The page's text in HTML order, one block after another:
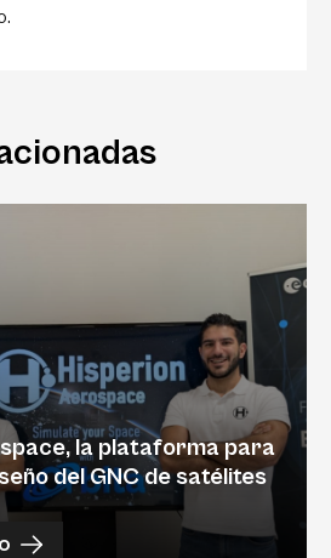
la plataforma para
del GNC de satélites